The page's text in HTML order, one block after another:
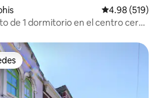
Calificación
4.98 (519)
de 1 dormitorio en el centro cerca